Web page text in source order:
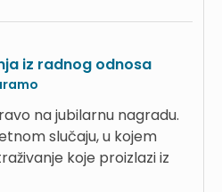
iz radnog odnosa
na jubilarnu nagradu.
slučaju, u kojem
koje proizlazi iz